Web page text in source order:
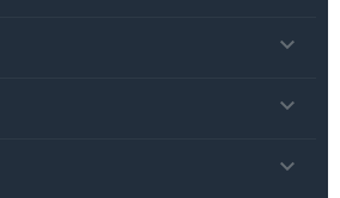


